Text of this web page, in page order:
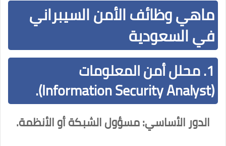
ماهي وظائف الأمن السيبراني
في السعودية
1. محلل أمن المعلومات
(Information Security Analyst).
الدور الأساسي: مسؤول الشبكة أو الأنظمة.